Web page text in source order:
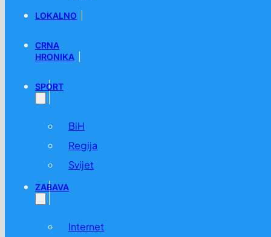
LOKALNO
CRNA
HRONIKA
SPORT
BiH
Regija
Svijet
ZABAVA
Internet